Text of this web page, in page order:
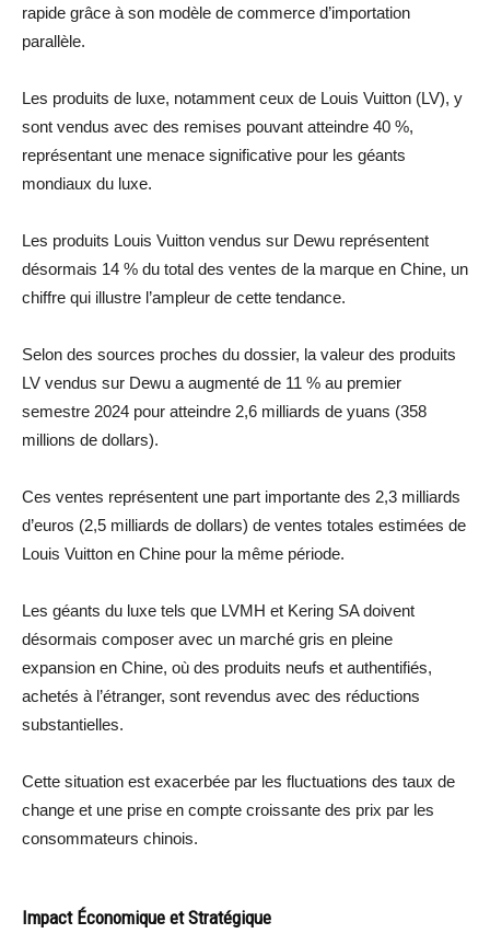
rapide grâce à son modèle de commerce d’importation
parallèle.
Les produits de luxe, notamment ceux de Louis Vuitton (LV), y
sont vendus avec des remises pouvant atteindre 40 %,
représentant une menace significative pour les géants
mondiaux du luxe.
Les produits Louis Vuitton vendus sur Dewu représentent
désormais 14 % du total des ventes de la marque en Chine, un
chiffre qui illustre l’ampleur de cette tendance.
Selon des sources proches du dossier, la valeur des produits
LV vendus sur Dewu a augmenté de 11 % au premier
semestre 2024 pour atteindre 2,6 milliards de yuans (358
millions de dollars).
Ces ventes représentent une part importante des 2,3 milliards
d’euros (2,5 milliards de dollars) de ventes totales estimées de
Louis Vuitton en Chine pour la même période.
Les géants du luxe tels que LVMH et Kering SA doivent
désormais composer avec un marché gris en pleine
expansion en Chine, où des produits neufs et authentifiés,
achetés à l’étranger, sont revendus avec des réductions
substantielles.
Cette situation est exacerbée par les fluctuations des taux de
change et une prise en compte croissante des prix par les
consommateurs chinois.
Impact Économique et Stratégique